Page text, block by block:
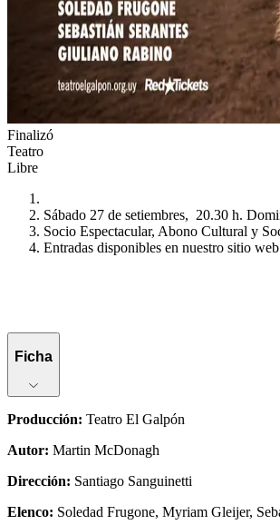
Finalizó
Teatro
Libre
Sábado 27 de setiembres, 20.30 h.
Socio Espectacular, Abono Cultural y
Entradas disponibles en nuestro sitio
Ficha
Producción: Teatro El Galpón
Autor: Martin McDonagh
Dirección: Santiago Sanguinetti
Elenco: Soledad Frugone, Myriam Gleijer,